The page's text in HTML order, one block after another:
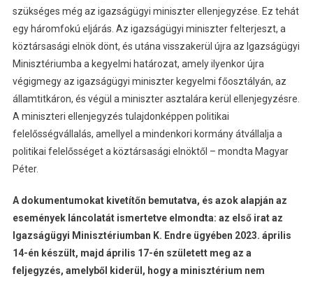
szükséges még az igazságügyi miniszter ellenjegyzése. Ez tehát
egy háromfokú eljárás. Az igazságügyi miniszter felterjeszt, a
köztársasági elnök dönt, és utána visszakerül újra az Igazságügyi
Minisztériumba a kegyelmi határozat, amely ilyenkor újra
végigmegy az igazságügyi miniszter kegyelmi főosztályán, az
államtitkáron, és végül a miniszter asztalára kerül ellenjegyzésre.
A miniszteri ellenjegyzés tulajdonképpen politikai
felelősségvállalás, amellyel a mindenkori kormány átvállalja a
politikai felelősséget a köztársasági elnöktől – mondta Magyar
Péter.
A dokumentumokat kivetítőn bemutatva, és azok alapján az
események láncolatát ismertetve elmondta: az első irat az
Igazságügyi Minisztériumban K. Endre ügyében 2023. április
14-én készült, majd április 17-én született meg az a
feljegyzés, amelyből kiderül, hogy a minisztérium nem